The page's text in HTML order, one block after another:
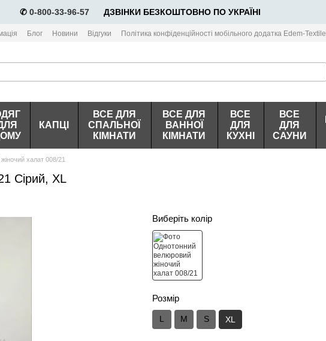
✆ 0-800-33-96-57 ⠀⠀ДЗВІНКИ БЕЗКОШТОВНО ПО УКРАЇНІ
Блог Новини Відгуки Політика конфіденційності мобільного додатка Edem-Textile
КАПЦІ
ВСЕ ДЛЯ
СПАЛЬНОЇ
КІМНАТИ
ВСЕ ДЛЯ
ВАННОЇ
КІМНАТИ
ВСЕ
ДЛЯ
КУХНІ
ВСЕ
ДЛЯ
САУНИ
халат 008/21
Сірий, XL
Виберіть колір
Розмір
L M S XL